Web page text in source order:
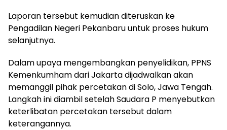
Laporan tersebut kemudian diteruskan ke
Pengadilan Negeri Pekanbaru untuk proses hukum
selanjutnya.
Dalam upaya mengembangkan penyelidikan, PPNS
Kemenkumham dari Jakarta dijadwalkan akan
memanggil pihak percetakan di Solo, Jawa Tengah.
Langkah ini diambil setelah Saudara P menyebutkan
keterlibatan percetakan tersebut dalam
keterangannya.